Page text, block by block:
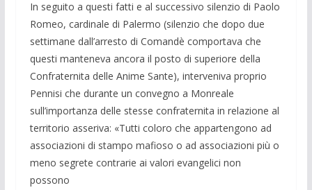
In seguito a questi fatti e al successivo silenzio di Paolo
Romeo, cardinale di Pa­lermo (silenzio che dopo due
settimane dall’arresto di Comandè comportava che
questi manteneva ancora il posto di supe­riore della
Confraternita delle Anime San­te), interveniva proprio
Pennisi che duran­te un convegno a Monreale
sull’importan­za delle stesse confraternita in relazione al
territorio asseriva: «Tutti coloro che ap­partengono ad
associazioni di stampo ma­fioso o ad associazioni più o
meno segrete contrarie ai valori evangelici non
possono